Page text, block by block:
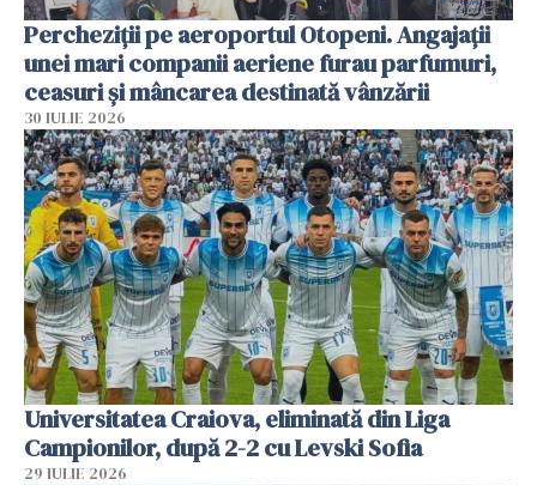
Percheziții pe aeroportul Otopeni. Angajații
unei mari companii aeriene furau parfumuri,
ceasuri și mâncarea destinată vânzării
30 IULIE 2026
Universitatea Craiova, eliminată din Liga
Campionilor, după 2-2 cu Levski Sofia
29 IULIE 2026